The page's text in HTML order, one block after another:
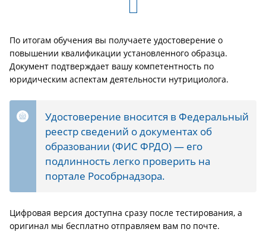
По итогам обучения вы получаете удостоверение о
повышении квалификации установленного образца.
Документ подтверждает вашу компетентность по
юридическим аспектам деятельности нутрициолога.
Удостоверение вносится в Федеральный
реестр сведений о документах об
образовании (ФИС ФРДО) — его
подлинность легко проверить на
портале Рособрнадзора.
Цифровая версия доступна сразу после тестирования, а
оригинал мы бесплатно отправляем вам по почте.